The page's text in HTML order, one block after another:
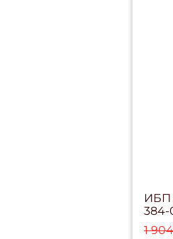
ИБП
384-
1